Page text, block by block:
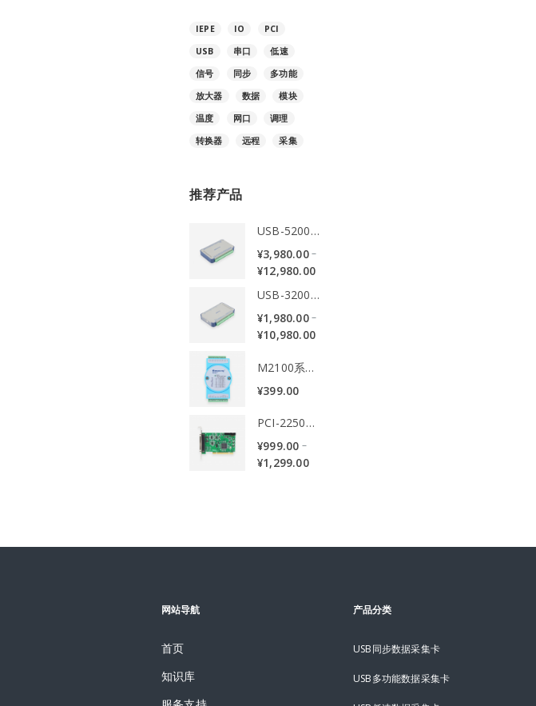
IEPE IO PCI
USB 串口 低速
信号 同步 多功能
放大器 数据 模块
温度 网口 调理
转换器 远程 采集
推荐产品
USB-5200系列同步数据采集卡
¥3,980.00–
¥12,980.00
USB-3200系列多功能数据采集卡
¥1,980.00–
¥10,980.00
M2100系列温度采集远程IO模块
¥399.00
PCI-2250系列数据采集卡
¥999.00 –
¥1,299.00
网站导航
首页
知识库
产品分类
USB同步数据采集卡
USB多功能数据采集卡